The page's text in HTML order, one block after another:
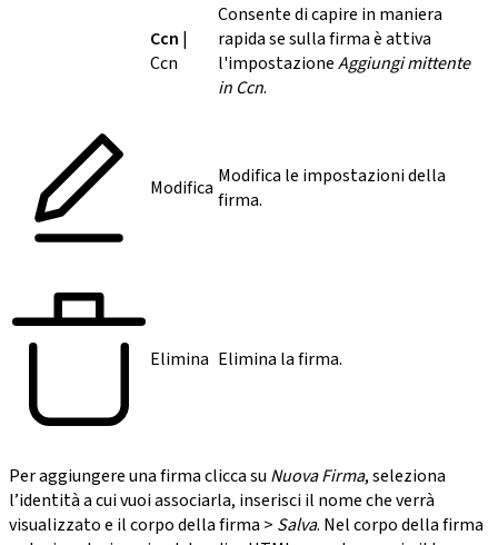
Ccn |
Ccn
Consente di capire in maniera
rapida se sulla firma è attiva
l'impostazioneAggiungi mittente
in Ccn.
Modifica Modifica le impostazioni della
firma.
Elimina Elimina la firma.
Per aggiungere una firma clicca su Nuova Firma, seleziona
l’identità a cui vuoi associarla, inserisci il nome che verrà
visualizzato e il corpo della firma > Salva. Nel corpo della firma